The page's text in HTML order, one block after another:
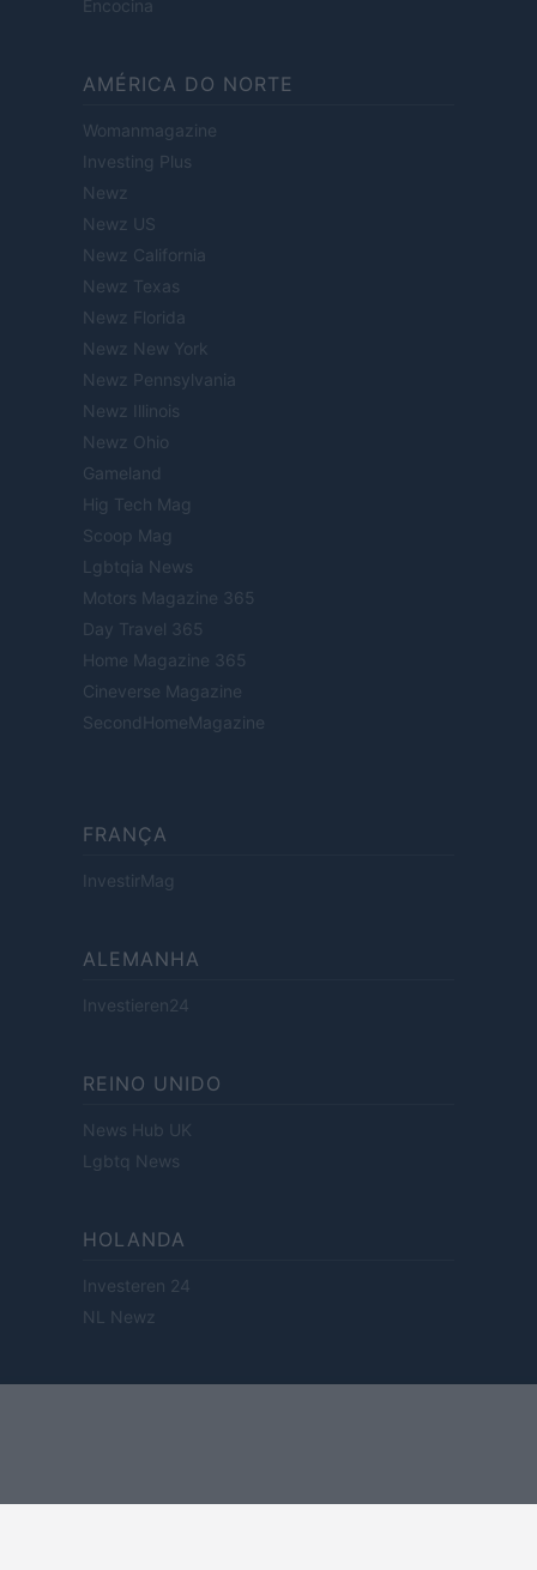
Encocina
AMÉRICA DO NORTE
Womanmagazine
Investing Plus
Newz
Newz US
Newz California
Newz Texas
Newz Florida
Newz New York
Newz Pennsylvania
Newz Illinois
Newz Ohio
Gameland
Hig Tech Mag
Scoop Mag
Lgbtqia News
Motors Magazine 365
Day Travel 365
Home Magazine 365
Cineverse Magazine
SecondHomeMagazine
FRANÇA
InvestirMag
ALEMANHA
Investieren24
REINO UNIDO
News Hub UK
Lgbtq News
HOLANDA
Investeren 24
NL Newz